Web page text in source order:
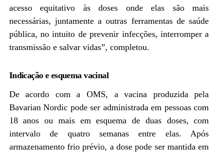
acesso equitativo às doses onde elas são mais
necessárias, juntamente a outras ferramentas de saúde
pública, no intuito de prevenir infecções, interromper a
transmissão e salvar vidas”, completou.
Indicação e esquema vacinal
De acordo com a OMS, a vacina produzida pela
Bavarian Nordic pode ser administrada em pessoas com
18 anos ou mais em esquema de duas doses, com
intervalo de quatro semanas entre elas. Após
armazenamento frio prévio, a dose pode ser mantida em